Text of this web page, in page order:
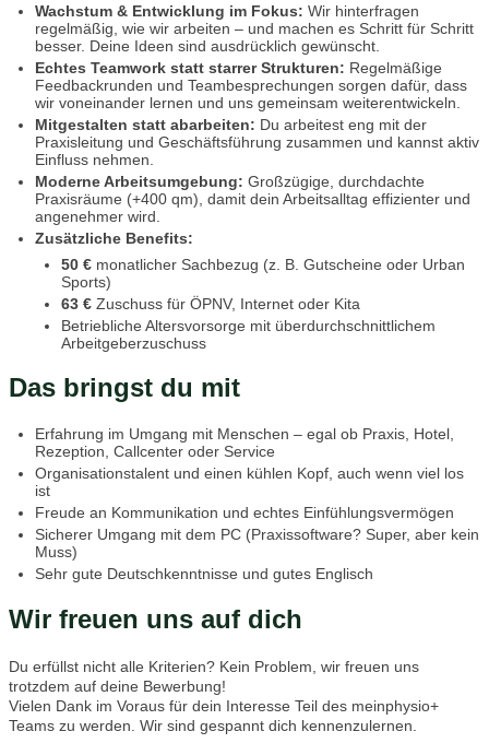
Wachstum & Entwicklung im Fokus: Wir hinterfragen
regelmäßig, wie wir arbeiten – und machen es Schritt für Schritt
besser. Deine Ideen sind ausdrücklich gewünscht.
Echtes Teamwork statt starrer Strukturen: Regelmäßige
Feedbackrunden und Teambesprechungen sorgen dafür, dass
wir voneinander lernen und uns gemeinsam weiterentwickeln.
Mitgestalten statt abarbeiten: Du arbeitest eng mit der
Praxisleitung und Geschäftsführung zusammen und kannst aktiv
Einfluss nehmen.
Moderne Arbeitsumgebung: Großzügige, durchdachte
Praxisräume (+400 qm), damit dein Arbeitsalltag effizienter und
angenehmer wird.
Zusätzliche Benefits:
50 € monatlicher Sachbezug (z. B. Gutscheine oder Urban
Sports)
63 € Zuschuss für ÖPNV, Internet oder Kita
Betriebliche Altersvorsorge mit überdurchschnittlichem
Arbeitgeberzuschuss
Das bringst du mit
Erfahrung im Umgang mit Menschen – egal ob Praxis, Hotel,
Rezeption, Callcenter oder Service
Organisationstalent und einen kühlen Kopf, auch wenn viel los
ist
Freude an Kommunikation und echtes Einfühlungsvermögen
Sicherer Umgang mit dem PC (Praxissoftware? Super, aber kein
Muss)
Sehr gute Deutschkenntnisse und gutes Englisch
Wir freuen uns auf dich
Du erfüllst nicht alle Kriterien? Kein Problem, wir freuen uns
trotzdem auf deine Bewerbung!
Vielen Dank im Voraus für dein Interesse Teil des meinphysio+
Teams zu werden. Wir sind gespannt dich kennenzulernen.